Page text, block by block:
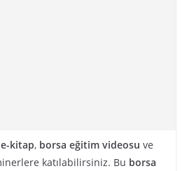
kitap, borsa eğitim videosu ve
katılabilirsiniz. Bu borsa